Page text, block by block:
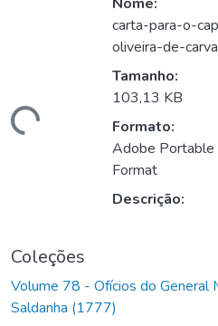
carta-para-o-
oliveira-de-
Tamanho:
103,13 KB
Formato:
Adobe Portable
Format
Descrição:
Coleções
Volume 78 - Ofícios do General
Saldanha (1777)